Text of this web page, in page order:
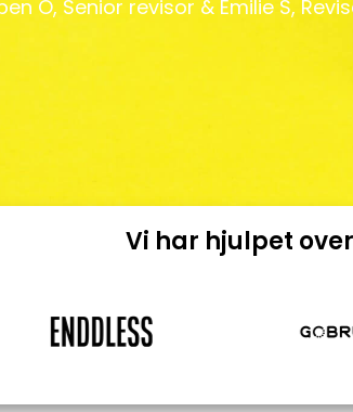
O, Senior revisor & Emilie S,
Vi har hjulpet